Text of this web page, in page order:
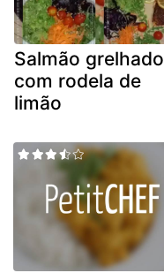
Salmão grelhado
com rodela de
limão